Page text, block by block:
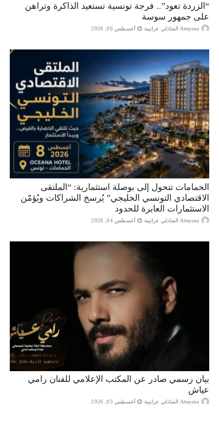
“الزردة تعود”.. فرجة تونسية تستعيد الذاكرة وتراهن
على جمهور سوسة
Attayma الشاذلي عرايبية أغسطس 06, 2026
الحمامات تتحول إلى بوصلة استثمارية: “الملتقى
الاقتصادي التونسي الخليجي” يُرسخ الشراكات ويُؤمّن
الاستثمارات العابرة للحدود
Attayma الشاذلي عرايبية أغسطس 04, 2026
بيان رسمي صادر عن المكتب الإعلامي للفنان رامي
عياش
Attayma الشاذلي عرايبية أغسطس 03, 2026